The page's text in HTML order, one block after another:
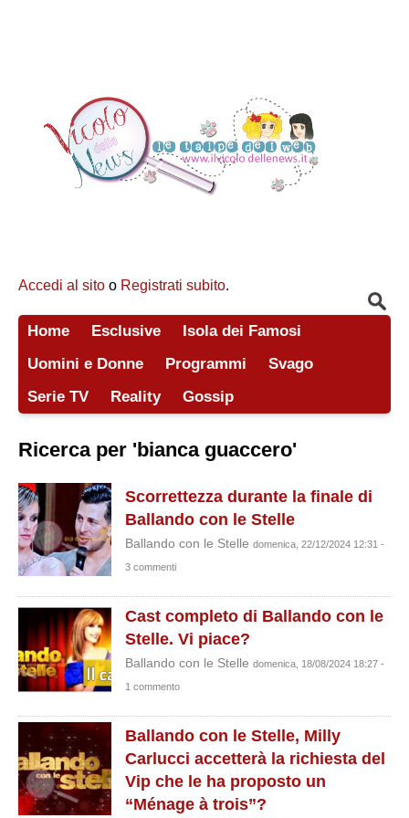
Accedi al sito o Registrati subito.
Home Esclusive
Isola dei Famosi
Uomini e Donne
Programmi
Svago
Serie TV
Reality Gossip
Ricerca per 'bianca guaccero'
Scorrettezza durante la finale di
Ballando con le Stelle
Ballando con le Stelle domenica, 22/12/2024 12:31 -
3 commenti
Cast completo di Ballando con le
Stelle. Vi piace?
Ballando con le Stelle domenica, 18/08/2024 18:27 -
1 commento
Ballando con le Stelle, Milly
Carlucci accetterà la richiesta del
Vip che le ha proposto un
“Ménage à trois”?